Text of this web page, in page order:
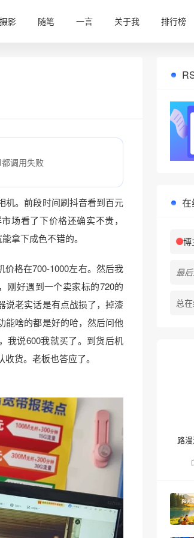
摄影 随笔 一言 关于我 排行榜
调用失败
机。前段时间刷抖音看到百元
场看了下价格还确实不贵，
拿下成色不错的。
格在700-1000左右。然后我
刚好遇到一个卖家标的720的
说老实话是有点战损了，掉漆
能啥的都是好的哈，然后问他
我说600我就买了。到货后机
货。老板也答应了。
在
博
最
总
路